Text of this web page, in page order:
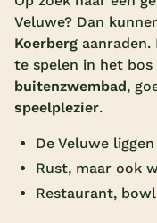
Veluwe? Dan
Koerberg
te spelen in het bos
buitenzwembad,
speelplezier.
De Veluwe
Rust, maar ook
Restaurant,